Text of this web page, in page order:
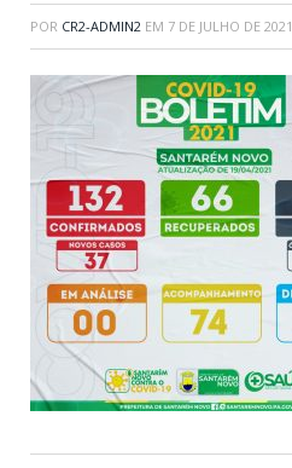
POR CR2-ADMIN2 EM 7 DE JULHO DE 2021